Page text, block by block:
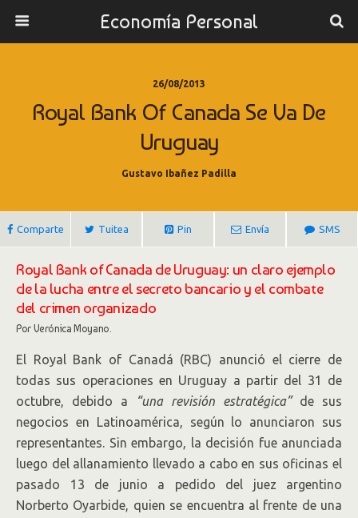
Economía Personal
26/08/2013
Royal Bank Of Canada Se Va De
Uruguay
Gustavo Ibañez Padilla
Comparte Tuitea Pin Envía SMS
Royal Bank of Canada de Uruguay: un claro ejemplo
de la lucha entre el secreto bancario y el combate
del crimen organizado
Por Verónica Moyano.
El Royal Bank of Canadá (RBC) anunció el cierre de
todas sus operaciones en Uruguay a partir del 31 de
octubre, debido a
“una revisión estratégica”de sus
negocios en Latinoamérica, según lo anunciaron sus
representantes. Sin embargo, la decisión fue anunciada
luego del allanamiento llevado a cabo en sus oficinas el
pasado 13 de junio a pedido del juez argentino
Norberto Oyarbide, quien se encuentra al frente de una